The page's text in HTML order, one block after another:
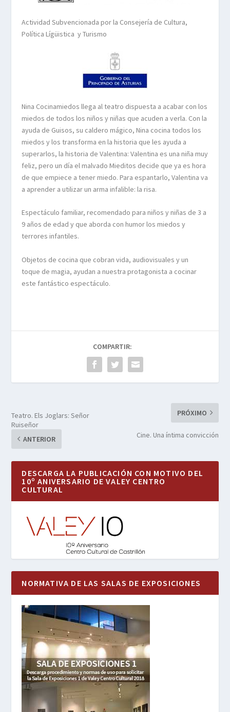
Actividad Subvencionada por la Consejería de Cultura,
Política Lígüistica y Turismo
Nina Cocinamiedos llega al teatro dispuesta a acabar con los
miedos de todos los niños y niñas que acuden a verla. Con la
ayuda de Guisos, su caldero mágico, Nina cocina todos los
miedos y los transforma en la historia que les ayuda a
superarlos, la historia de Valentina: Valentina es una niña muy
feliz, pero un día el malvado Mieditos decide que ya es hora
de que empiece a tener miedo. Para espantarlo, Valentina va
a aprender a utilizar un arma infalible: la risa.
Espectáculo familiar, recomendado para niños y niñas de 3 a
9 años de edad y que aborda con humor los miedos y
terrores infantiles.
Objetos de cocina que cobran vida, audiovisuales y un
toque de magia, ayudan a nuestra protagonista a cocinar
este fantástico espectáculo.
COMPARTIR:
Teatro. Els Joglars: Señor
Ruiseñor
ANTERIOR
PRÓXIMO
Cine. Una íntima convicción
DESCARGA LA PUBLICACIÓN CON MOTIVO DEL
10º ANIVERSARIO DE VALEY CENTRO
CULTURAL
NORMATIVA DE LAS SALAS DE EXPOSICIONES